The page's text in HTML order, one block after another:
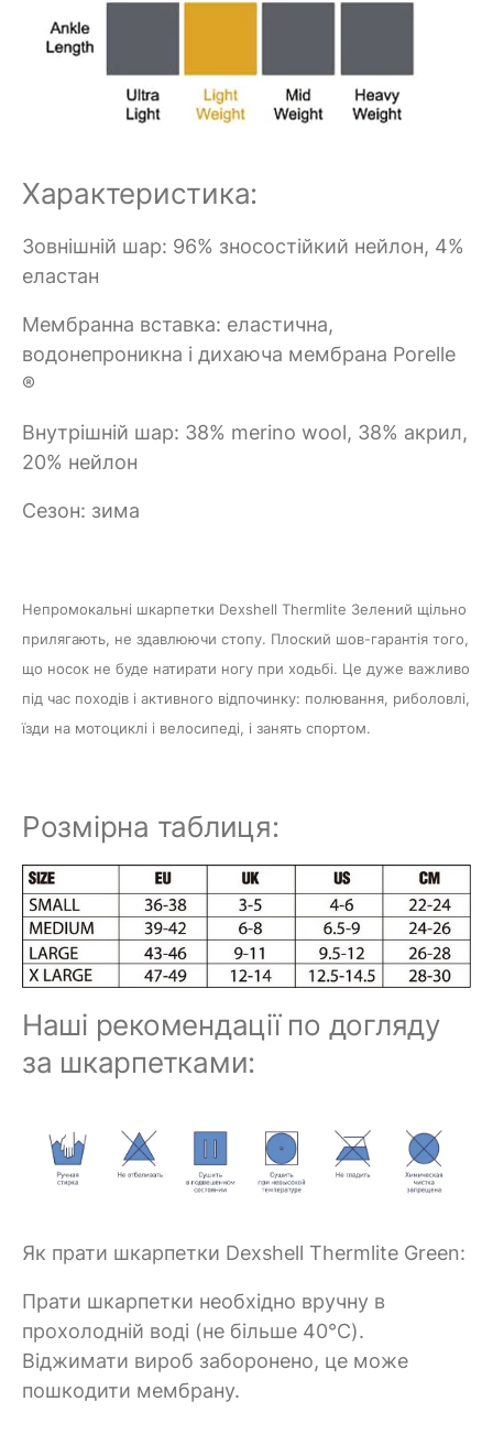
Характеристика:
Зовнішній шар: 96% зносостійкий нейлон, 4%
еластан
Мембранна вставка: еластична,
водонепроникна і дихаюча мембрана Porelle
®
Внутрішній шар: 38% merino wool, 38% акрил,
20% нейлон
Сезон: зима
Непромокальні шкарпетки Dexshell Thermlite Зелений щільно
прилягають, не здавлюючи стопу. Плоский шов-гарантія того,
що носок не буде натирати ногу при ходьбі. Це дуже важливо
під час походів і активного відпочинку: полювання, риболовлі,
їзди на мотоциклі і велосипеді, і занять спортом.
Розмірна таблиця:
Наші рекомендації по догляду
за шкарпетками:
Як прати шкарпетки Dexshell Thermlite Green:
Прати шкарпетки необхідно вручну в
прохолодній воді (не більше 40°C).
Віджимати вироб заборонено, це може
пошкодити мембрану.